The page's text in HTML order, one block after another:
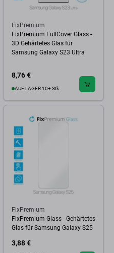
FixPremium
FixPremium FullCover Glass -
3D Gehärtetes Glas für
Samsung Galaxy S23 Ultra
8,76 €
AUF LAGER 10+ Stk
FixPremium
FixPremium Glass - Gehärtetes
Glas für Samsung Galaxy S25
3,88 €